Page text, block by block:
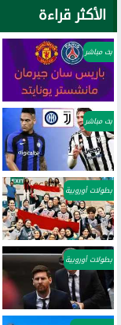
الأكثر قراءة
بث مباشر
بث مباشر
بطولات أوروبية
بطولات أوروبية